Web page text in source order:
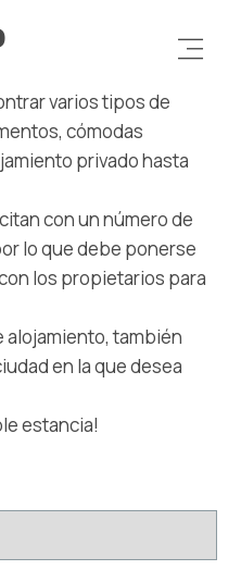
varios tipos de
cómodas
privado hasta
con un número de
lo que debe ponerse
los propietarios para
alojamiento, también
en la que desea
estancia!